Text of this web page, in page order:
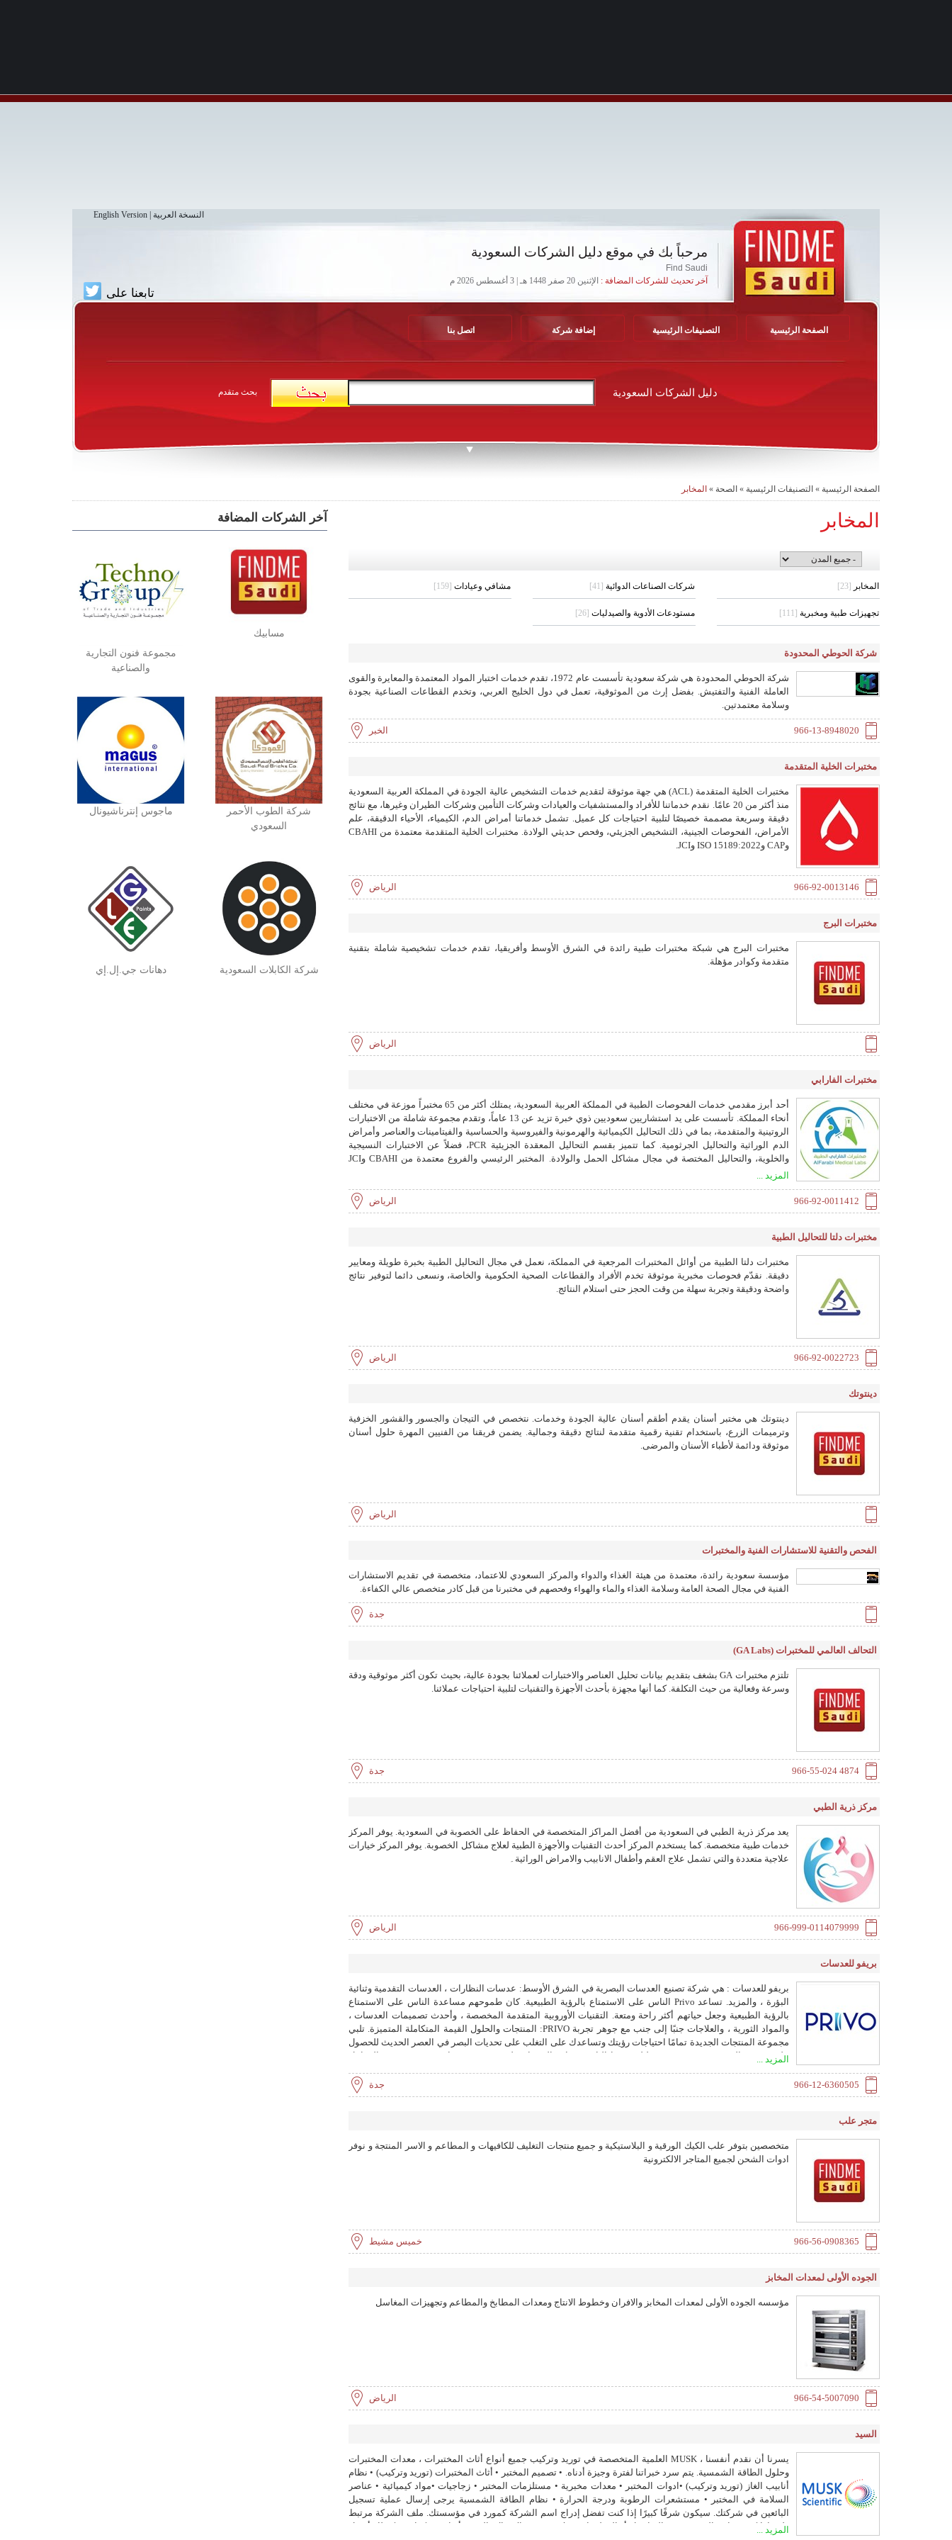
النسخة العربية English Version
مرحباً بك في موقع دليل الشركات السعودية
Find Saudi
آخر تحديث للشركات المضافة : الإثنين 20 صفر 1448 هـ | 3 أغسطس 2026 م
تابعنا على
الصفحة الرئيسية التصنيفات الرئيسية إضافة شركة اتصل بنا
دليل الشركات السعودية بحث متقدم
الصفحة الرئيسية » التصنيفات الرئيسية » الصحة » المخابر
المخابر
المخابر [23]
تجهيزات طبية ومخبرية [111]
شركات الصناعات الدوائية [41]
مستودعات الأدوية والصيدليات [26]
مشافي وعيادات [159]
شركة الحوطي المحدودة
شركة الحوطي المحدودة هي شركة سعودية تأسست عام 1972، تقدم خدمات اختبار المواد المعتمدة والمعايرة والقوى
العاملة الفنية والتفتيش. بفضل إرث من الموثوقية، تعمل في دول الخليج العربي، وتخدم القطاعات الصناعية بجودة
وسلامة معتمدتين.
966-13-8948020 الخبر
مختبرات الخلية المتقدمة
مختبرات الخلية المتقدمة (ACL) هي جهة موثوقة لتقديم خدمات التشخيص عالية الجودة في المملكة العربية السعودية
منذ أكثر من 20 عامًا. نقدم خدماتنا للأفراد والمستشفيات والعيادات وشركات التأمين وشركات الطيران وغيرها، مع نتائج
دقيقة وسريعة مصممة خصيصًا لتلبية احتياجات كل عميل. تشمل خدماتنا أمراض الدم، الكيمياء، الأحياء الدقيقة، علم
الأمراض، الفحوصات الجينية، التشخيص الجزيئي، وفحص حديثي الولادة. مختبرات الخلية المتقدمة معتمدة من CBAHI
وCAP وISO 15189:2022 وJCI.
966-92-0013146 الرياض
مختبرات البرج
مختبرات البرج هي شبكة مختبرات طبية رائدة في الشرق الأوسط وأفريقيا، تقدم خدمات تشخيصية شاملة بتقنية
متقدمة وكوادر مؤهلة.
الرياض
مختبرات الفارابي
أحد أبرز مقدمي خدمات الفحوصات الطبية في المملكة العربية السعودية، يمتلك أكثر من 65 مختبراً موزعة في مختلف
أنحاء المملكة. تأسست على يد استشاريين سعوديين ذوي خبرة تزيد عن 13 عاماً، وتقدم مجموعة شاملة من الاختبارات
الروتينية والمتقدمة، بما في ذلك التحاليل الكيميائية والهرمونية والفيروسية والحساسية والفيتامينات والعناصر وأمراض
الدم الوراثية والتحاليل الجرثومية. كما تتميز بقسم التحاليل المعقدة الجزيئية PCR، فضلاً عن الاختبارات النسيجية
والخلوية، والتحاليل المختصة في مجال مشاكل الحمل والولادة. المختبر الرئيسي والفروع معتمدة من CBAHI وJCI
وCAP.المزيد ...
966-92-0011412 الرياض
مختبرات دلتا للتحاليل الطبية
مختبرات دلتا الطبية من أوائل المختبرات المرجعية في المملكة، نعمل في مجال التحاليل الطبية بخبرة طويلة ومعايير
دقيقة. نقدّم فحوصات مخبرية موثوقة تخدم الأفراد والقطاعات الصحية الحكومية والخاصة، ونسعى دائما لتوفير نتائج
واضحة ودقيقة وتجربة سهلة من وقت الحجز حتى استلام النتائج.
966-92-0022723 الرياض
دينتوتك
دينتوتك هي مختبر أسنان يقدم أطقم أسنان عالية الجودة وخدمات. نتخصص في التيجان والجسور والقشور الخزفية
وترميمات الزرع، باستخدام تقنية رقمية متقدمة لنتائج دقيقة وجمالية. يضمن فريقنا من الفنيين المهرة حلول أسنان
موثوقة ودائمة لأطباء الأسنان والمرضى.
الرياض
الفحص والتقنية للاستشارات الفنية والمختبرات
مؤسسة سعودية رائدة، معتمدة من هيئة الغذاء والدواء والمركز السعودي للاعتماد، متخصصة في تقديم الاستشارات
الفنية في مجال الصحة العامة وسلامة الغذاء والماء والهواء وفحصهم في مختبرنا من قبل كادر متخصص عالي الكفاءة.
جدة
التحالف العالمي للمختبرات (GA Labs)
تلتزم مختبرات GA بشغف بتقديم بيانات تحليل العناصر والاختبارات لعملائنا بجودة عالية، بحيث تكون أكثر موثوقية ودقة
وسرعة وفعالية من حيث التكلفة. كما أنها مجهزة بأحدث الأجهزة والتقنيات لتلبية احتياجات عملائنا.
966-55-024 4874 جدة
مركز ذرية الطبي
يعد مركز ذرية الطبي في السعودية من أفضل المراكز المتخصصة في الحفاظ على الخصوبة في السعودية. يوفر المركز
خدمات طبية متخصصة. كما يستخدم المركز أحدث التقنيات والأجهزة الطبية لعلاج مشاكل الخصوبة. يوفر المركز خيارات
علاجية متعددة والتي تشمل علاج العقم وأطفال الانابيب والامراض الوراثية۔
966-999-0114079999 الرياض
بريفو للعدسات
بريفو للعدسات : هي شركة تصنيع العدسات البصرية في الشرق الأوسط: عدسات النظارات ، العدسات التقدمية وثنائية
البؤرة ، والمزيد. تساعد Privo الناس على الاستمتاع بالرؤية الطبيعية. كان طموحهم مساعدة الناس على الاستمتاع
بالرؤية الطبيعية وجعل حياتهم أكثر راحة ومتعة. التقنيات الأوروبية المتقدمة المخصصة ، وأحدث تصميمات العدسات ،
والمواد الثورية ، والعلاجات جنبًا إلى جنب مع جوهر تجربة PRIVO: المنتجات والحلول القيمة المتكاملة المتميزة. تلبي
مجموعة المنتجات الجديدة تمامًا احتياجات رؤيتك وتساعدك على التغلب على تحديات البصر في العصر الحديث للحصول
على رؤية مثالية. تم تصميم PRIVO لتلبية رضا الناس وتجاوز التوقعات. لدى PRIVO خبراء متخصصون في المعامل
- الغرض من العمل - مجموعة كاملة من أفضل عدسات العيون من رؤية واحدة إلى أكثر التصاميم متعددة البؤر تقدمًا.
وعد العلامة التجارية PRIVO هو تلبية الاحتياجات البصرية الفردية لعملائها من أجل تحسين الرؤية ونوعية الحياة وتجاوز
المزيد ...
966-12-6360505 جدة
متجر علب
متخصصين بتوفر علب الكيك الورقية و البلاستيكية و جميع منتجات التغليف للكافيهات و المطاعم و الاسر المنتجة و نوفر
ادوات الشحن لجميع المتاجر الالكترونية
966-56-0908365 خميس مشيط
الجوده الأولى لمعدات المخابز
مؤسسه الجوده الأولى لمعدات المخابز والافران وخطوط الانتاج ومعدات المطابخ والمطاعم وتجهيزات المغاسل
966-54-5007090 الرياض
السيد
يسرنا أن نقدم أنفسنا ، MUSK العلمية المتخصصة في توريد وتركيب جميع أنواع أثاث المختبرات ، معدات المختبرات
وحلول الطاقة الشمسية. يتم سرد خبراتنا لفترة وجيزة أدناه. • تصميم المختبر • أثاث المختبرات (توريد وتركيب) • نظام
أنابيب الغاز (توريد وتركيب) •ادوات المختبر • معدات مخبرية • مستلزمات المختبر • زجاجيات •مواد كيميائية • عناصر
السلامة في المختبر • مستشعرات الرطوبة ودرجة الحرارة • نظام الطاقة الشمسية يرجى إرسال عملية تسجيل
البائعين في شركتك. سيكون شرفًا كبيرًا إذا كنت تفضل إدراج اسم الشركة كمورد في مؤسستك. ملف الشركة مرتبط
طيه. إذا كنت بحاجة إلى مزيد من التفاصيل أو المعلومات ، فلا تتردد في الاتصال بالموقع أدناه. نشكرك ونؤكد لك أفضل
المزيد ...
آخر الشركات المضافة
مسابيك
مجموعة فنون التجارية
والصناعية
شركة الطوب الأحمر
السعودي
ماجوس إنترناشيونال
شركة الكابلات السعودية دهانات جي.إل.إي